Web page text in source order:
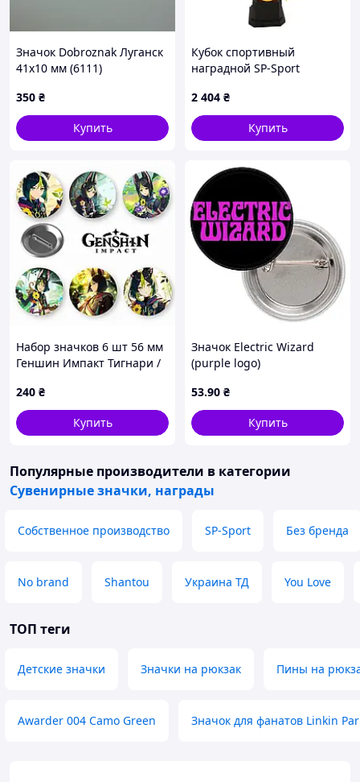
Значок Dobroznak Луганск
41х10 мм (6111)
350 ₴
Купить
Кубок спортивный
наградной SP-Sport
2 404 ₴
Купить
Набор значков 6 шт 56 мм
Геншин Импакт Тигнари /
240 ₴
Купить
Значок Electric Wizard
(purple logo)
53.90 ₴
Купить
Популярные производители в категории
Сувенирные значки, награды
Собственное производство SP-Sport Без бренда
No brand Shantou Украина ТД You Love
ТОП теги
Детские значки Значки на рюкзак Пины на
Awarder 004 Camo Green Значок для фанатов Linkin